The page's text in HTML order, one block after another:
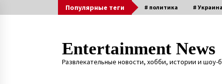
to
Популярные теги # политика # Украина
Entertainment News
Развлекательные новости, хобби, истории и шоу-